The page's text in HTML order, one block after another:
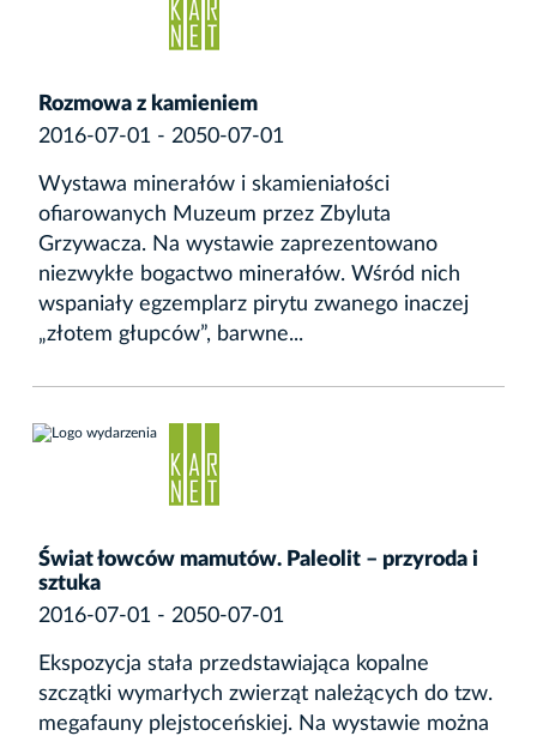
Rozmowa z kamieniem
2016-07-01 - 2050-07-01
Wystawa minerałów i skamieniałości
ofiarowanych Muzeum przez Zbyluta
Grzywacza. Na wystawie zaprezentowano
niezwykłe bogactwo minerałów. Wśród nich
wspaniały egzemplarz pirytu zwanego inaczej
„złotem głupców”, barwne...
Świat łowców mamutów. Paleolit – przyroda i
sztuka
2016-07-01 - 2050-07-01
Ekspozycja stała przedstawiająca kopalne
szczątki wymarłych zwierząt należących do tzw.
megafauny plejstoceńskiej. Na wystawie można